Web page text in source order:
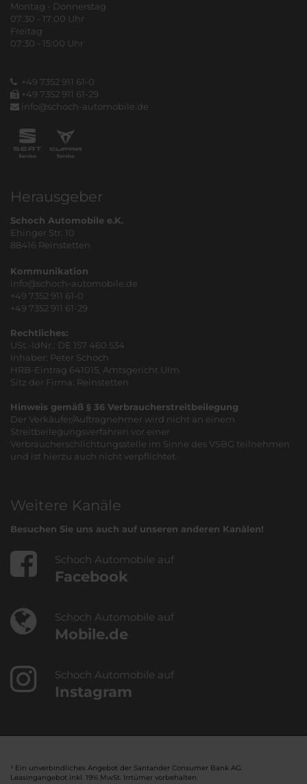
Montag - Donnerstag
07:30 - 17:00 Uhr
Freitag
07:30 - 15:00 Uhr
+49 7352 911 61-0
+49 7352 911 61-29
info@schoch-automobile.de
Herausgeber
Schoch Automobile e.K.
Ehinger Str. 10
88416 Reinstetten
Kommunikation
info@schoch-automobile.de
+49 7352 911 61-0
+49 7352 911 61-29
Rechtliches:
USt.-IdNr.: DE 157 460 534
Inhaber: Peter Schoch
HRB-Eintrag 641015, Amtsgericht Ulm
Sitz der Firma: Reinstetten
Hinweis gemäß § 36 Verbraucherstreitbeilegung
Der Verkäufer/Auftragnehmer wird nicht an einem
Streitbeilegungsverfahren vor einer
Verbraucherschlichtungsstelle im Sinne des VSBG teilnehmen
und ist hierzu auch nicht verpflichtet.
Weitere Kanäle
Besuchen Sie uns auch auf unseren anderen Kanälen!
Schoch Automobile auf
Facebook
Schoch Automobile auf
Mobile.de
Schoch Automobile auf
Instagram
¹ Ein unverbindliches Angebot der Santander Consumer Bank AG.
Leasingangebot inkl. 19% MwSt. Irrtümer vorbehalten.